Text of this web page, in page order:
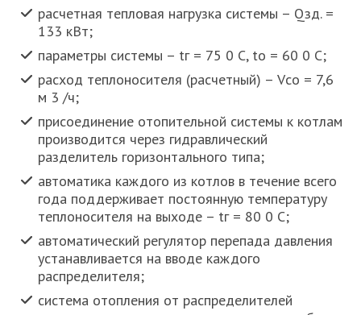
расчетная тепловая нагрузка системы – Qзд. =
133 кВт;
параметры системы – tг = 75 0 С, tо = 60 0 С;
расход теплоносителя (расчетный) – Vсо = 7,6
м 3 /ч;
присоединение отопительной системы к котлам
производится через гидравлический
разделитель горизонтального типа;
автоматика каждого из котлов в течение всего
года поддерживает постоянную температуру
теплоносителя на выходе – tг = 80 0 С;
автоматический регулятор перепада давления
устанавливается на вводе каждого
распределителя;
система отопления от распределителей